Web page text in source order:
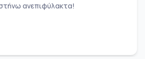
ανεπιφύλακτα!